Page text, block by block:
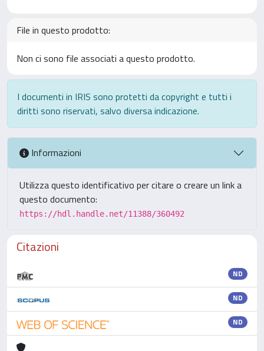
File in questo prodotto:
Non ci sono file associati a questo prodotto.
I documenti in IRIS sono protetti da copyright e tutti i
diritti sono riservati, salvo diversa indicazione.
Informazioni
Utilizza questo identificativo per citare o creare un link a
questo documento:
https://hdl.handle.net/11388/360492
Citazioni
ND
ND
ND